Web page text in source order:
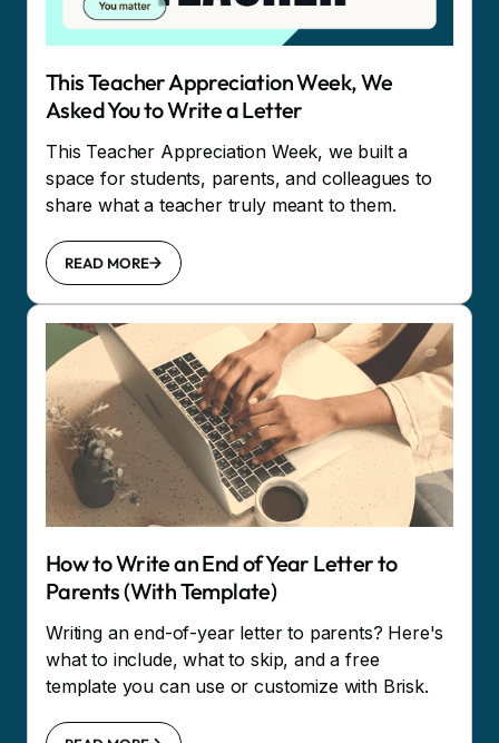
This Teacher Appreciation Week, We
Asked You to Write a Letter
This Teacher Appreciation Week, we built a
space for students, parents, and colleagues to
share what a teacher truly meant to them.
READ MORE
How to Write an End of Year Letter to
Parents (With Template)
Writing an end-of-year letter to parents? Here's
what to include, what to skip, and a free
template you can use or customize with Brisk.